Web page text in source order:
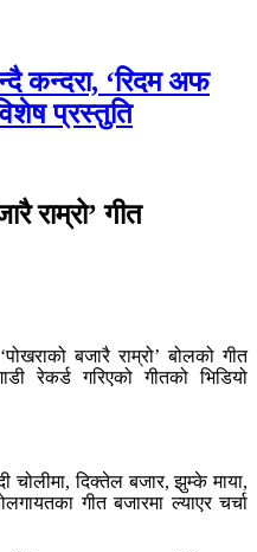
कन्दरा, ‘रिदम अफ
प्रस्तुति
राम्रो’ गीत
बजारै राम्रो’ बोलको गीत
रेकर्ड गरिएको गीतको भिडियो
चोलीमा, दिक्तेल बजार, झुम्के माया,
गीत बजारमा ल्याएर चर्चा